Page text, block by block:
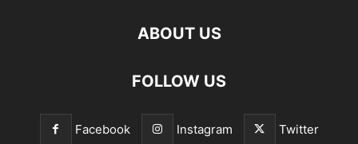
ABOUT US
FOLLOW US
Facebook Instagram Twitter